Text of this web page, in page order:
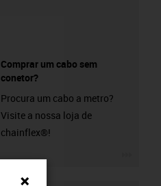
Comprar um cabo sem
conetor?
Procura um cabo a metro?
Visite a nossa loja de
chainflex®!